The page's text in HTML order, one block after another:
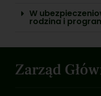
W
rodzina i
Zarząd